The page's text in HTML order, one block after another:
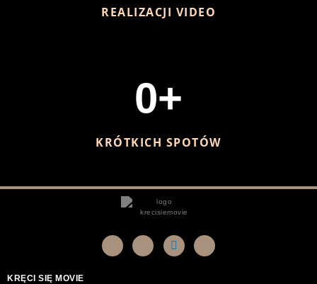
REALIZACJI VIDEO
0+
KRÓTKICH SPOTÓW
KRĘCI SIĘ MOVIE